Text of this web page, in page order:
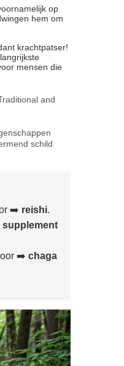
op
hem om
krachtpatser!
mensen die
and
schild
➡️ reishi.
supplement
➡️ chaga